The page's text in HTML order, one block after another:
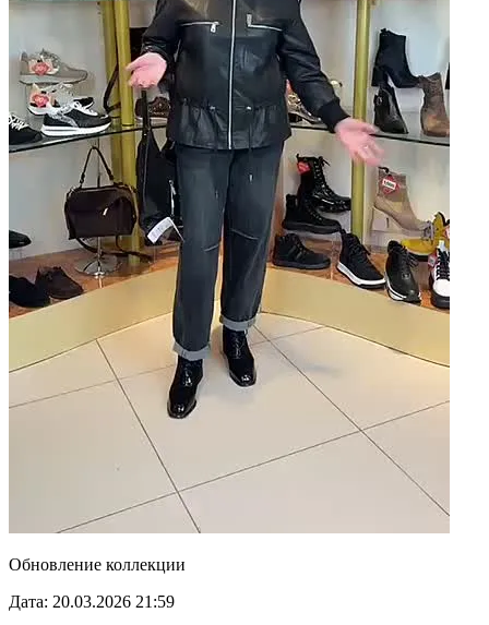
Обновление коллекции
Дата: 20.03.2026 21:59